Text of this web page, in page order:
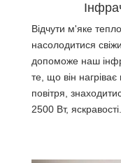
Відчути м'яке
насолодитися
допоможе наш
те, що він
повітря,
2500 Bт, яскравості.